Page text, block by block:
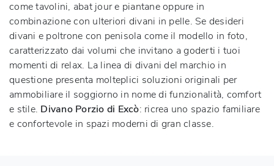
come tavolini, abat jour e piantane oppure in
combinazione con ulteriori divani in pelle. Se desideri
divani e poltrone con penisola come il modello in foto,
caratterizzato dai volumi che invitano a goderti i tuoi
momenti di relax. La linea di divani del marchio in
questione presenta molteplici soluzioni originali per
ammobiliare il soggiorno in nome di funzionalità, comfort
e stile. Divano Porzio di Excò: ricrea uno spazio familiare
e confortevole in spazi moderni di gran classe.